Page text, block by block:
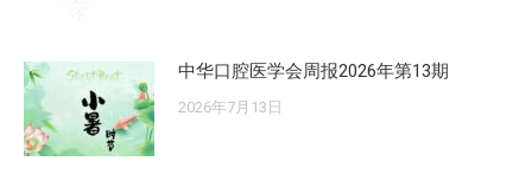
中华口腔医学会周报2026年第13期
2026年7月13日